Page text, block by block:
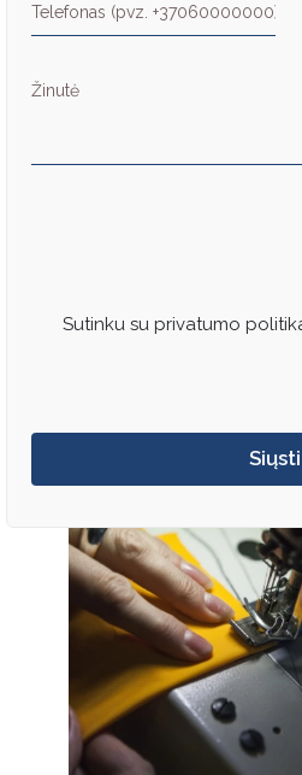
Sutinku su privatumo
Siųsti